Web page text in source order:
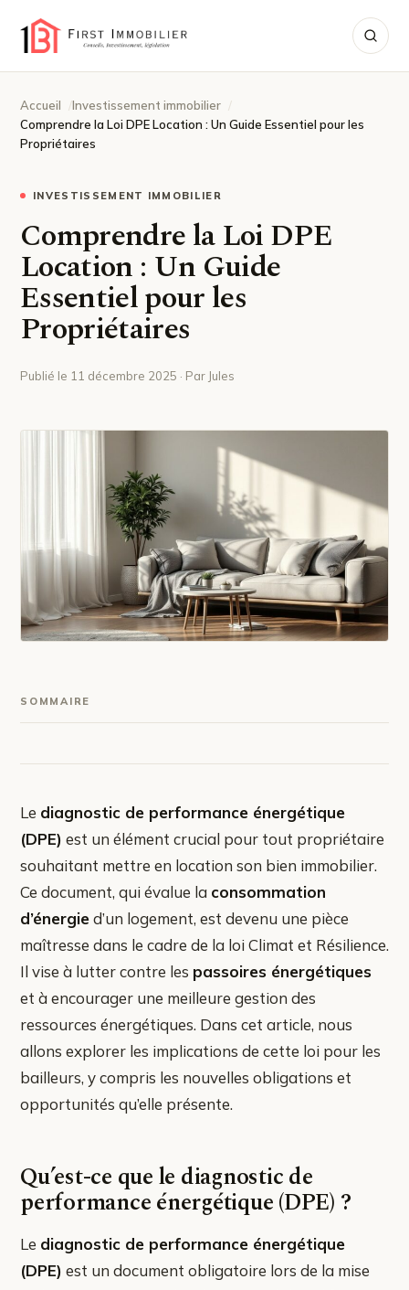
Accueil
Investissement immobilier
Comprendre la Loi DPE Location : Un Guide Essentiel pour les
Propriétaires
INVESTISSEMENT IMMOBILIER
Comprendre la Loi DPE
Location : Un Guide
Essentiel pour les
Propriétaires
Publié le 11 décembre 2025 · Par Jules
SOMMAIRE
Le diagnostic de performance énergétique
(DPE) est un élément crucial pour tout propriétaire
souhaitant mettre en location son bien immobilier.
Ce document, qui évalue la consommation
d’énergied’un logement, est devenu une pièce
maîtresse dans le cadre de la loi Climat et Résilience.
Il vise à lutter contre les passoires énergétiques
et à encourager une meilleure gestion des
ressources énergétiques. Dans cet article, nous
allons explorer les implications de cette loi pour les
bailleurs, y compris les nouvelles obligations et
opportunités qu’elle présente.
Qu’est-ce que le diagnostic de
performance énergétique (DPE) ?
Le diagnostic de performance énergétique
(DPE) est un document obligatoire lors de la mise